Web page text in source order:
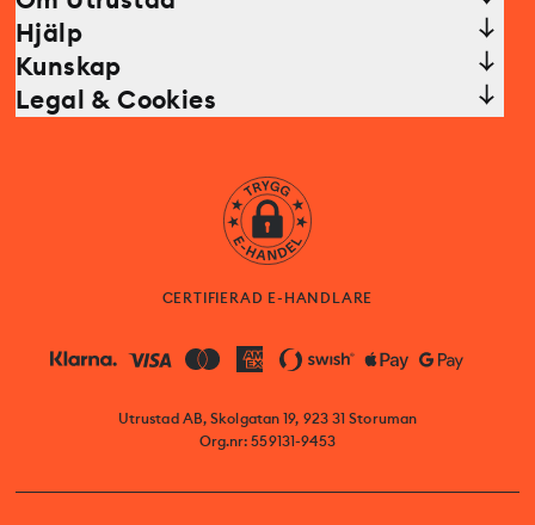
Hjälp
Kunskap
Legal & Cookies
CERTIFIERAD E-HANDLARE
Utrustad AB, Skolgatan 19, 923 31 Storuman
Org.nr: 559131-9453